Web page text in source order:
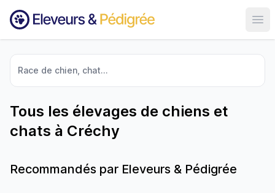
Race de chien, chat...
Tous les élevages de chiens et
chats à Créchy
Recommandés par Eleveurs & Pédigrée